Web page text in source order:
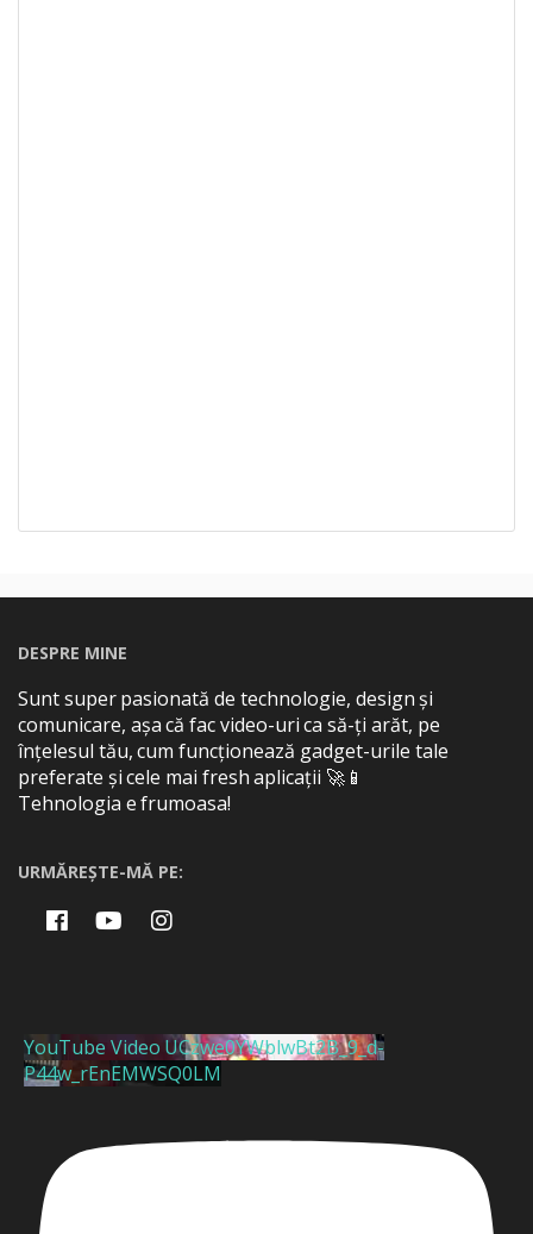
DESPRE MINE
Sunt super pasionată de technologie, design și
comunicare, așa că fac video-uri ca să-ți arăt, pe
înțelesul tău, cum funcționează gadget-urile tale
preferate și cele mai fresh aplicații 🚀📱
Tehnologia e frumoasa!
URMĂREȘTE-MĂ PE:
YouTube Video UCzwe0YWblwBt2B_9_d-
P44w_rEnEMWSQ0LM